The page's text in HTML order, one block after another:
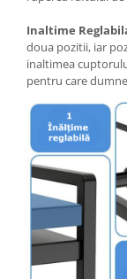
Inaltime
doua pozitii, iar
inaltimea
pentru care